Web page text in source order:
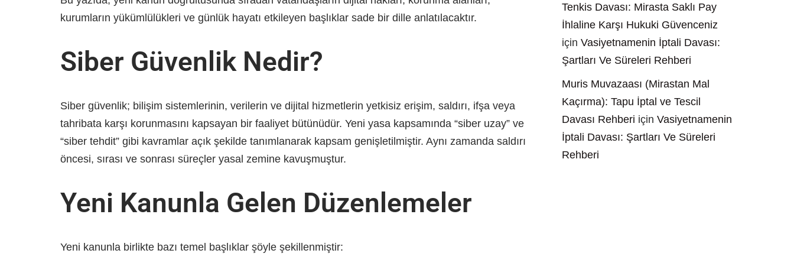
kurumların yükümlülükleri ve günlük hayatı etkileyen başlıklar sade bir dille anlatılacaktır.
Siber Güvenlik Nedir?
Siber güvenlik; bilişim sistemlerinin, verilerin ve dijital hizmetlerin yetkisiz erişim, saldırı, ifşa veya
tahribata karşı korunmasını kapsayan bir faaliyet bütünüdür. Yeni yasa kapsamında “siber uzay” ve
“siber tehdit” gibi kavramlar açık şekilde tanımlanarak kapsam genişletilmiştir. Aynı zamanda saldırı
öncesi, sırası ve sonrası süreçler yasal zemine kavuşmuştur.
Yeni Kanunla Gelen Düzenlemeler
Yeni kanunla birlikte bazı temel başlıklar şöyle şekillenmiştir:
Tenkis Davası: Mirasta Saklı Pay
İhlaline Karşı Hukuki Güvenceniz
için Vasiyetnamenin İptali Davası:
Şartları Ve Süreleri Rehberi
Muris Muvazaası (Mirastan Mal
Kaçırma): Tapu İptal ve Tescil
Davası Rehberi için Vasiyetnamenin
İptali Davası: Şartları Ve Süreleri
Rehberi